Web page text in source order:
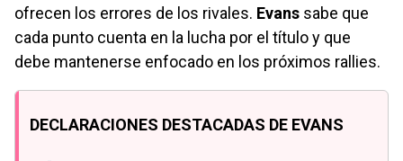
ofrecen los errores de los rivales. Evans sabe que
cada punto cuenta en la lucha por el título y que
debe mantenerse enfocado en los próximos rallies.
DECLARACIONES DESTACADAS DE EVANS